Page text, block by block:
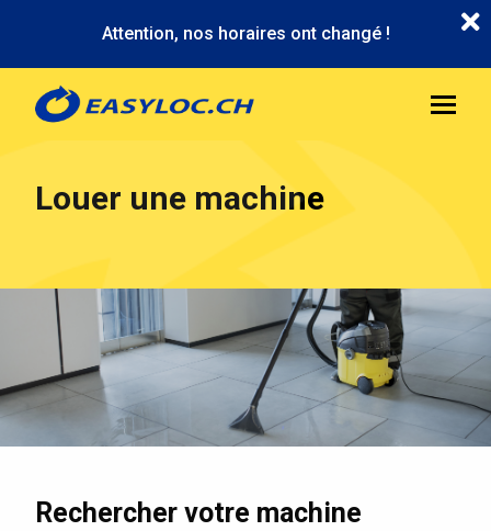
contenu
principal
Attention, nos horaires ont changé !
Louer une machine
Rechercher votre machine